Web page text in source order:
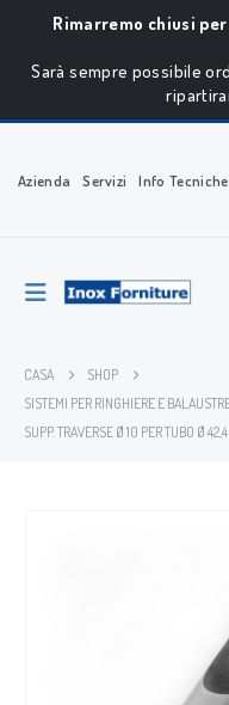
Rimarremo chiusi
Sarà sempre possibile
Azienda Servizi Info Tecniche
CASA
SHOP
SISTEMI PER RINGHIERE E
SUPP. TRAVERSE Ø 10 PER TUBO Ø